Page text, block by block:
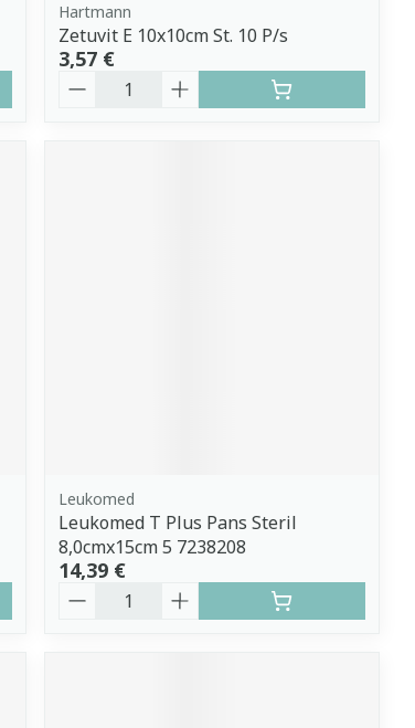
Hartmann
Zetuvit E 10x10cm St. 10 P/s
3,57 €
Quantité
Leukomed
Leukomed T Plus Pans Steril
8,0cmx15cm 5 7238208
14,39 €
Quantité